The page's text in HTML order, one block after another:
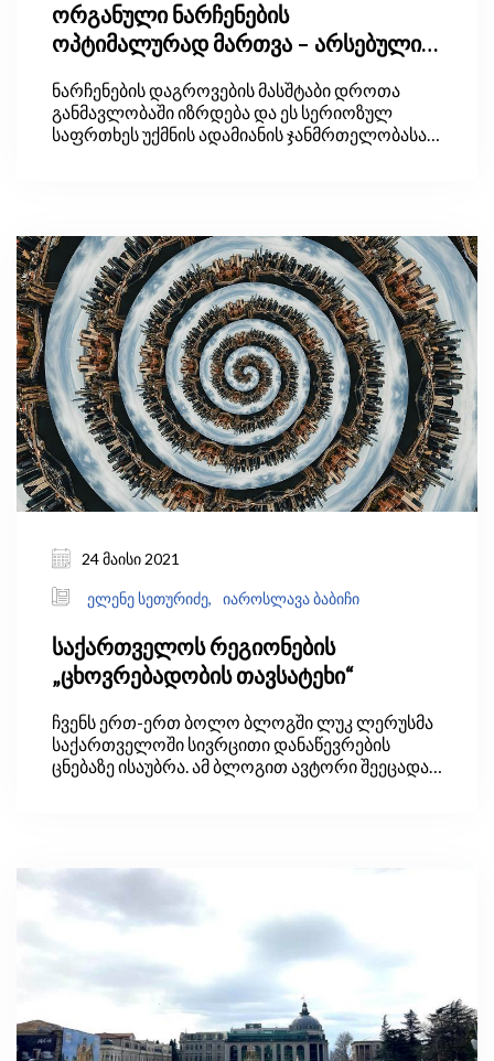
ორგანული ნარჩენების
ოპტიმალურად მართვა – არსებული
გზები საქართველოსთვის
ნარჩენების დაგროვების მასშტაბი დროთა
განმავლობაში იზრდება და ეს სერიოზულ
საფრთხეს უქმნის ადამიანის ჯანმრთელობასა
გლობალურ დათბობას. მსოფლიო ბანკის
შეფასებით, გადაუდებელი ჩარევის გარეშე,
2050 წლისთვის გლობალური ნარჩენების
ამჟამინდელი დონე 70%-ით გაიზრდება.
24 მაისი 2021
ელენე სეთურიძე, იაროსლავა ბაბიჩი
საქართველოს რეგიონების
„ცხოვრებადობის თავსატეხი“
ჩვენს ერთ-ერთ ბოლო ბლოგში ლუკ ლერუსმა
საქართველოში სივრცითი დანაწევრების
ცნებაზე ისაუბრა. ამ ბლოგით ავტორი შეეცადა,
არა ამან დედაქალაქში მიგრანტების
შემოდინება შეანელოს, რაც, თავის მხრივ,
თბილისის ინფრასტრუქტურაზე ზეწოლას
შეამცირებს. რამდენად მოსალოდნელია, რომ
ადამიანები პანდემიის შემდეგაც გააგრძელებენ
სოფლად ცხოვრებასა და დისტანციურად